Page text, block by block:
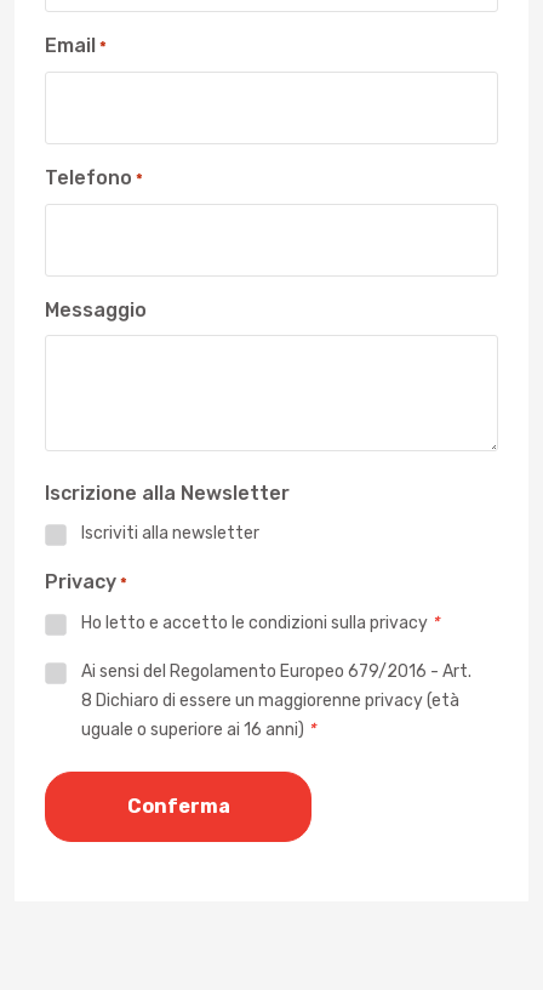
Email *
Telefono *
Messaggio
Iscrizione alla Newsletter
Iscriviti alla newsletter
Privacy *
Ho letto e accetto le condizioni sulla privacy *
PrivacyAi sensi del Regolamento Europeo 679/2016 - Art.
8 Dichiaro di essere un maggiorenne privacy (età
uguale o superiore ai 16 anni) *